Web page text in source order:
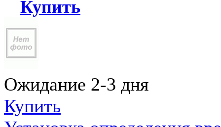
Купить
Ожидание 2-3 дня
Купить